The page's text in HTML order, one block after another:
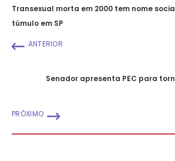
Transexual morta em 2000 tem nome
túmulo em SP
ANTERIOR
Senador apresenta PEC para
PRÓXIMO